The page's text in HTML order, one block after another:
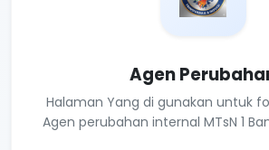
Agen
Halaman Yang di gunakan untuk
Agen perubahan internal MTsN 1